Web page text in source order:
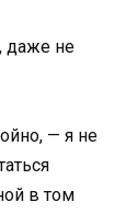
даже не
— я не
в том